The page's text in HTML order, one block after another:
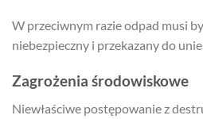
W przeciwnym razie odpad musi
niebezpieczny i przekazany do
Zagrożenia środowiskowe
Niewłaściwe postępowanie z